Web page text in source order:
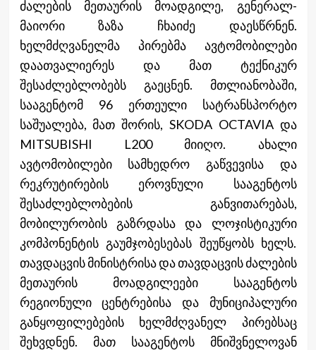
ძალების მეთაურის მოადგილე, გენერალ-
მაიორი ზაზა ჩხაიძე დაესწრნენ.
ხელმძღვანელმა პირებმა ავტომობილები
დაათვალიერეს და მათ ტექნიკურ
შესაძლებლობებს გაეცნენ. მთლიანობაში,
სააგენტომ 96 ერთეული სატრანსპორტო
საშუალება, მათ შორის, SKODA OCTAVIA და
MITSUBISHI L200 მიიღო. ახალი
ავტომობილები სამხედრო გაწვევისა და
რეკრუტირების ეროვნული სააგენტოს
შესაძლებლობების განვითარებას,
მობილურობის გაზრდასა და ლოჯისტიკური
კომპონენტის გაუმჯობესებას შეუწყობს ხელს.
თავდაცვის მინისტრისა და თავდაცვის ძალების
მეთაურის მოადგილეები სააგენტოს
რეგიონული ცენტრებისა და მუნიციპალური
განყოფილებების ხელმძღვანელ პირებსაც
შეხვდნენ. მათ სააგენტოს მნიშვნელოვან